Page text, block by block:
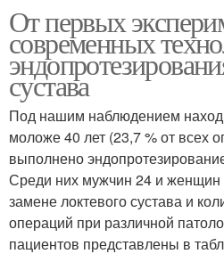
От первых
современных
сустава
Под нашим наблюдением
моложе 40 лет (23,7 % от всех
выполнено
Среди них мужчин 24 и женщин
замене локтевого сустава и
операций при различной
пациентов представлены в